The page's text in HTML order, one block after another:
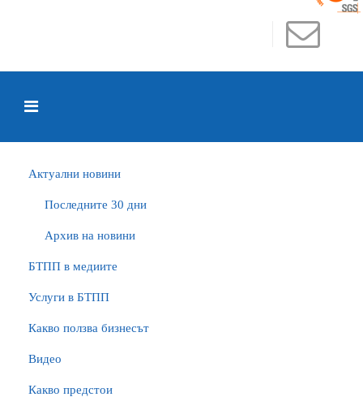
Актуални новини
Последните 30 дни
Архив на новини
БTПП в медиите
Услуги в БТПП
Какво ползва бизнесът
Видео
Какво предстои